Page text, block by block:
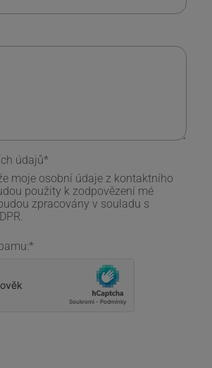
údajů*
moje osobní údaje z kontaktního
použity k zodpovězení mé
zpracovány v souladu s
*